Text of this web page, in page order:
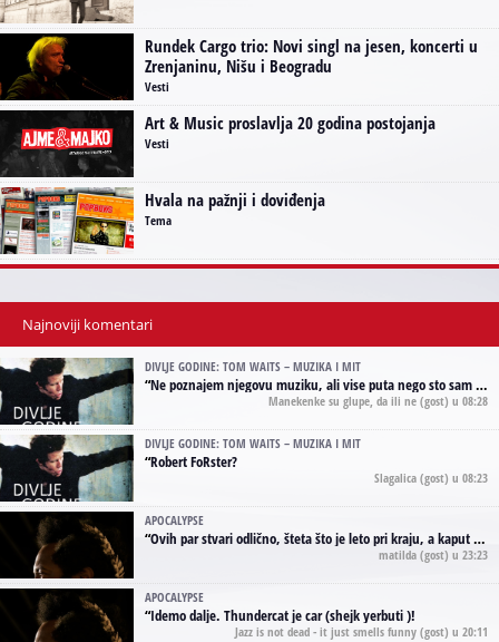
Rundek Cargo trio: Novi singl na jesen, koncerti u
Zrenjaninu, Nišu i Beogradu
Vesti
Art & Music proslavlja 20 godina postojanja
Vesti
Hvala na pažnji i doviđenja
Tema
Najnoviji komentari
DIVLJE GODINE: TOM WAITS – MUZIKA I MIT
“Ne poznajem njegovu muziku, ali vise puta nego sto sam to zazeleo gledao sam njegove umjetnicke slike na raznim stranama interneta. Te stoga zakljucujem da je Tom Waits Lady Gaga muzike namrstenih, ma
Manekenke su glupe, da ili ne (gost) u 08:28
DIVLJE GODINE: TOM WAITS – MUZIKA I MIT
“Robert FoRster?
Slagalica (gost) u 08:23
APOCALYPSE
“Ovih par stvari odlično, šteta što je leto pri kraju, a kaput koji te vervoatno podseća na pirotski ćilim je iz tradicije Navaho indijanaca ;)
matilda (gost) u 23:23
APOCALYPSE
“Idemo dalje. Thundercat je car (shejk yerbuti )!
Jazz is not dead - it just smells funny (gost) u 20:11